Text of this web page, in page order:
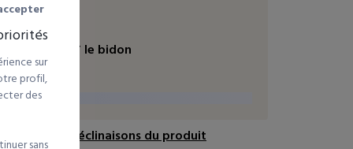
À partir de
46,00 HT le bidon
vendu à l'unité
les autres déclinaisons du produit
sur
profil,
des
sans